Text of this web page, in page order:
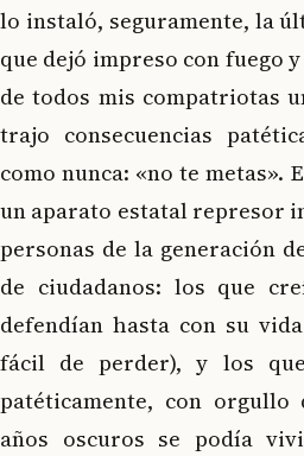
lo instaló, seguramente, la
que dejó impreso con fuego
de todos mis compatriotas
trajo consecuencias
como nunca: «no te metas».
un aparato estatal represor
personas de la generación
de ciudadanos: los que
defendían hasta con su
fácil de perder), y los
patéticamente, con orgullo
años oscuros se podía